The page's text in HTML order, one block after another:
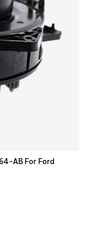
AB For Ford